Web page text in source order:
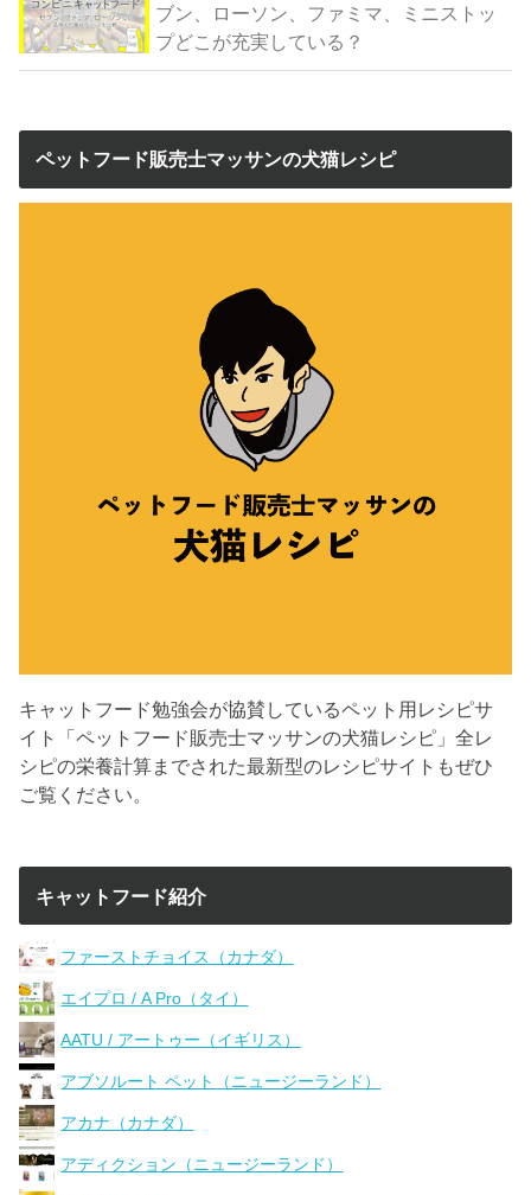
ブン、ローソン、ファミマ、ミニストッ
プどこが充実している？
ペットフード販売士マッサンの犬猫レシピ
キャットフード勉強会が協賛しているペット用レシピサ
イト「ペットフード販売士マッサンの犬猫レシピ」全レ
シピの栄養計算までされた最新型のレシピサイトもぜひ
ご覧ください。
キャットフード紹介
ファーストチョイス（カナダ）
エイプロ / A Pro（タイ）
AATU / アートゥー（イギリス）
アブソルート ペット（ニュージーランド）
アカナ（カナダ）
アディクション（ニュージーランド）